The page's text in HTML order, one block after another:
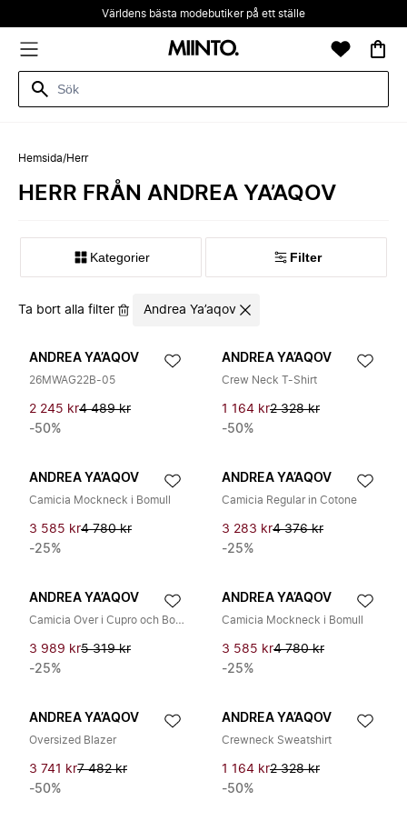
Världens bästa modebutiker på ett ställe
Hemsida/Herr
HERR FRÅN ANDREA YA’AQOV
Kategorier Filter
Ta bort alla filter Andrea Ya’aqov
ANDREA YA’AQOV
26MWAG22B-05
2 245 kr4 489 kr
-50%
ANDREA YA’AQOV
Crew Neck T-Shirt
1 164 kr2 328 kr
-50%
ANDREA YA’AQOV
Camicia Mockneck i Bomull
3 585 kr4 780 kr
-25%
ANDREA YA’AQOV
Camicia Regular in Cotone
3 283 kr4 376 kr
-25%
ANDREA YA’AQOV
Camicia Over i Cupro och Bomull
3 989 kr5 319 kr
-25%
ANDREA YA’AQOV
Camicia Mockneck i Bomull
3 585 kr4 780 kr
-25%
ANDREA YA’AQOV
Oversized Blazer
3 741 kr7 482 kr
-50%
ANDREA YA’AQOV
Crewneck Sweatshirt
1 164 kr2 328 kr
-50%